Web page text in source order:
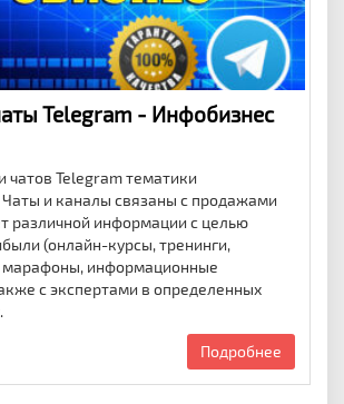
Telegram - Инфобизнес
чатов Telegram тематики
и каналы связаны с продажами
различной информации с целью
(онлайн-курсы, тренинги,
марафоны, информационные
с экспертами в определенных
Подробнее